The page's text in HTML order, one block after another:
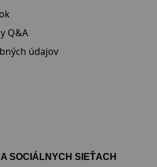
Q&A
údajov
SOCIÁLNYCH SIEŤACH